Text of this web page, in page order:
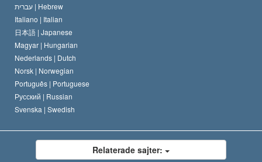
עברית | Hebrew
Italiano | Italian
日本語 | Japanese
Magyar | Hungarian
Nederlands | Dutch
Norsk | Norwegian
Português | Portuguese
Русский | Russian
Svenska | Swedish
Relaterade sajter: